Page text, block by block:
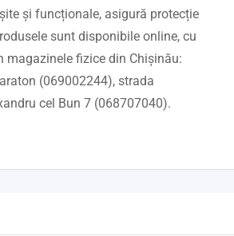
și funcționale, asigură protecție
sunt disponibile online, cu
magazinele fizice din Chișinău:
(069002244), strada
cel Bun 7 (068707040).